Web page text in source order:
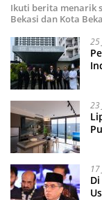
Ikuti berita menarik
Bekasi dan Kota
25
23